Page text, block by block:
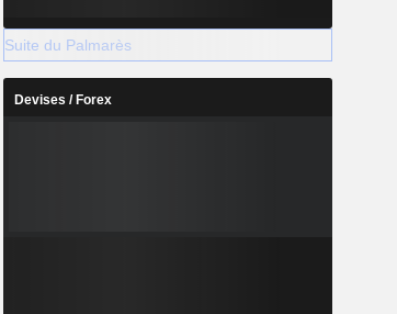
Suite du Palmarès
Devises / Forex